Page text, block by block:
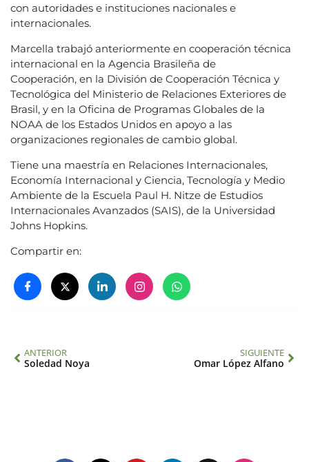
con autoridades e instituciones nacionales e
internacionales.
Marcella trabajó anteriormente en cooperación técnica
internacional en la Agencia Brasileña de
Cooperación, en la División de Cooperación Técnica y
Tecnológica del Ministerio de Relaciones Exteriores de
Brasil, y en la Oficina de Programas Globales de la
NOAA de los Estados Unidos en apoyo a las
organizaciones regionales de cambio global.
Tiene una maestría en Relaciones Internacionales,
Economía Internacional y Ciencia, Tecnología y Medio
Ambiente de la Escuela Paul H. Nitze de Estudios
Internacionales Avanzados (SAIS), de la Universidad
Johns Hopkins.
Compartir en:
ANTERIOR
Soledad Noya
SIGUIENTE
Omar López Alfano